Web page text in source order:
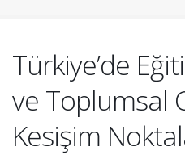
Türkiye’de
ve Toplumsal
Kesişim